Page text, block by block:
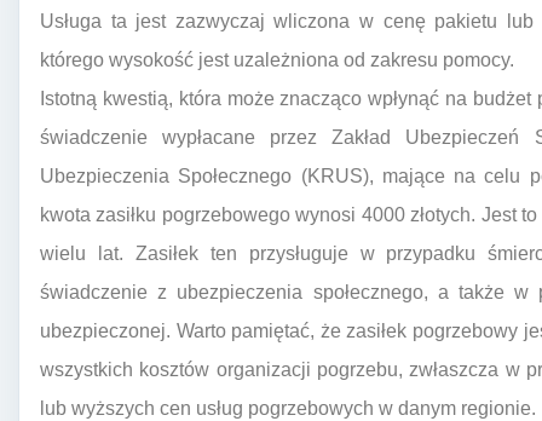
Usługa ta jest zazwyczaj wliczona w cenę pakietu
którego wysokość jest uzależniona od zakresu pomocy.
Istotną kwestią, która może znacząco wpłynąć na
świadczenie wypłacane przez Zakład
Ubezpieczenia Społecznego (KRUS), mające na celu
kwota zasiłku pogrzebowego wynosi 4000 złotych. Jest
wielu lat. Zasiłek ten przysługuje w przypadku
świadczenie z ubezpieczenia społecznego, a także w
ubezpieczonej. Warto pamiętać, że zasiłek pogrzebowy
wszystkich kosztów organizacji pogrzebu, zwłaszcza w
lub wyższych cen usług pogrzebowych w danym regionie.